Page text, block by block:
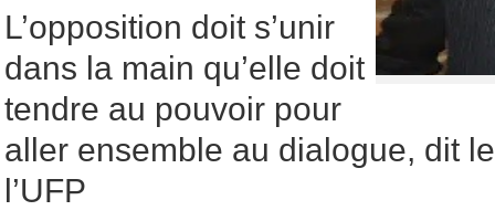
L’opposition doit s’unir
dans la main qu’elle doit
tendre au pouvoir pour
aller ensemble au dialogue, dit
l’UFP